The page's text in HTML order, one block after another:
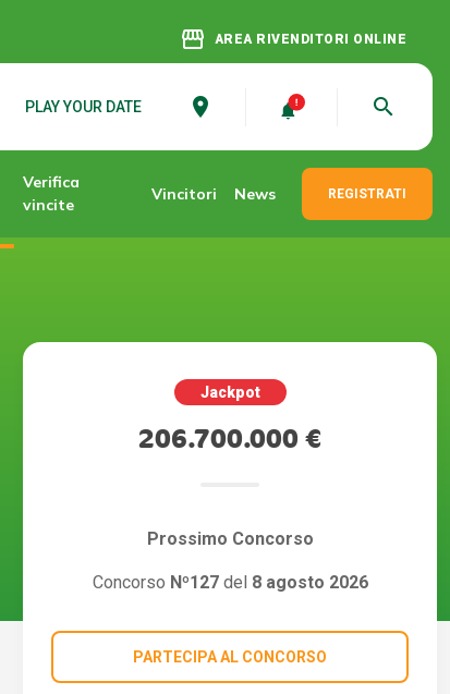
storefront AREA RIVENDITORI ONLINE
PLAY YOUR DATE place search
Verifica
vincite
Vincitori News REGISTRATI
Jackpot
206.700.000 €
Prossimo Concorso
Concorso Nº127del 8 agosto 2026
PARTECIPA AL CONCORSO